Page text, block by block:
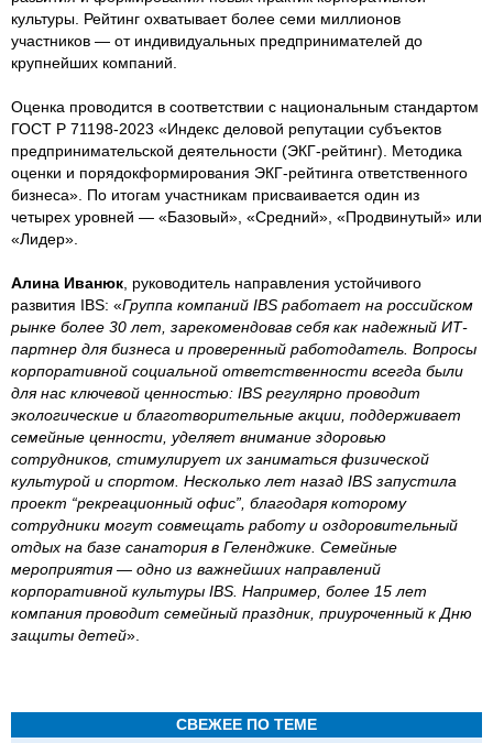
культуры. Рейтинг охватывает более семи миллионов
участников — от индивидуальных предпринимателей до
крупнейших компаний.
Оценка проводится в соответствии с национальным стандартом
ГОСТ Р 71198-2023 «Индекс деловой репутации субъектов
предпринимательской деятельности (ЭКГ-рейтинг). Методика
оценки и порядокформирования ЭКГ-рейтинга ответственного
бизнеса». По итогам участникам присваивается один из
четырех уровней — «Базовый», «Средний», «Продвинутый» или
«Лидер».
Алина Иванюк , руководитель направления устойчивого
развития IBS: «Группа компаний IBS работает на российском
рынке более 30 лет, зарекомендовав себя как надежный ИТ-
партнер для бизнеса и проверенный работодатель. Вопросы
корпоративной социальной ответственности всегда были
для нас ключевой ценностью: IBS регулярно проводит
экологические и благотворительные акции, поддерживает
семейные ценности, уделяет внимание здоровью
сотрудников, стимулирует их заниматься физической
культурой и спортом. Несколько лет назад IBS запустила
проект “рекреационный офис”, благодаря которому
сотрудники могут совмещать работу и оздоровительный
отдых на базе санатория в Геленджике. Семейные
мероприятия — одно из важнейших направлений
корпоративной культуры IBS. Например, более 15 лет
компания проводит семейный праздник, приуроченный к Дню
защиты детей».
СВЕЖЕЕ ПО ТЕМЕ